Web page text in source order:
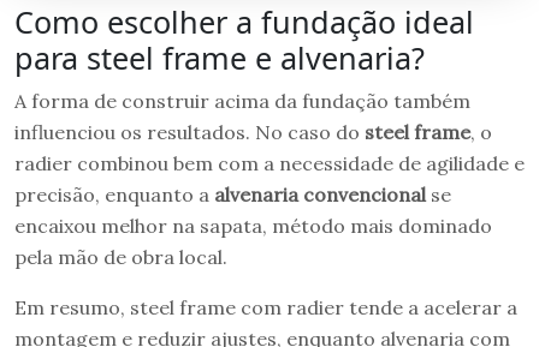
Como escolher a fundação ideal
para steel frame e alvenaria?
A forma de construir acima da fundação também
influenciou os resultados. No caso do steel frame, o
radier combinou bem com a necessidade de agilidade e
precisão, enquanto a alvenaria convencionalse
encaixou melhor na sapata, método mais dominado
pela mão de obra local.
Em resumo, steel frame com radier tende a acelerar a
montagem e reduzir ajustes, enquanto alvenaria com